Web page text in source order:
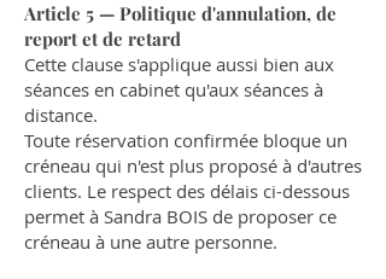
Article 5 — Politique d'annulation, de
report et de retard
Cette clause s'applique aussi bien aux
séances en cabinet qu'aux séances à
distance.
Toute réservation confirmée bloque un
créneau qui n'est plus proposé à d'autres
clients. Le respect des délais ci-dessous
permet à Sandra BOIS de proposer ce
créneau à une autre personne.